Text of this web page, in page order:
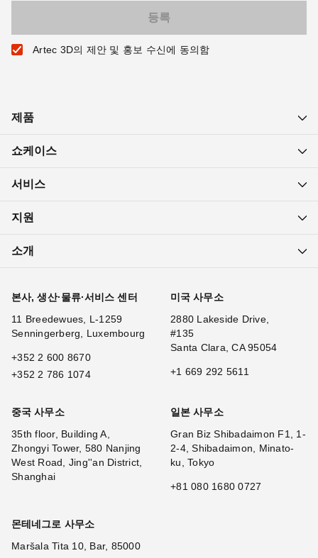
Artec 3D의 제안 및 홍보 수신에 동의함
제품
쇼케이스
서비스
지원
소개
본사, 생산·물류·서비스 센터
11 Breedewues, L-1259
Senningerberg, Luxembourg
+352 2 600 8670
+352 2 786 1074
미국 사무소
2880 Lakeside Drive,
#135
Santa Clara, CA 95054
+1 669 292 5611
중국 사무소
35th floor, Building A,
Zhongyi Tower, 580 Nanjing
West Road, Jing''an District,
Shanghai
일본 사무소
Gran Biz Shibadaimon F1, 1-
2-4, Shibadaimon, Minato-
ku, Tokyo
+81 080 1680 0727
몬테네그로 사무소
Maršala Tita 10, Bar, 85000